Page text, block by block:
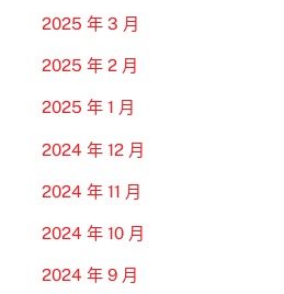
2025 年 3 月
2025 年 2 月
2025 年 1 月
2024 年 12 月
2024 年 11 月
2024 年 10 月
2024 年 9 月